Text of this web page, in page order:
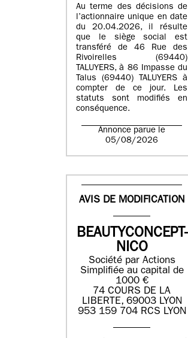
Au terme des décisions de
l’actionnaire unique en date
du 20.04.2026, il résulte
que le siège social est
transféré de 46 Rue des
Rivoirelles (69440)
TALUYERS, à 86 Impasse du
Talus (69440) TALUYERS à
compter de ce jour. Les
statuts sont modifiés en
conséquence.
Annonce parue le
05/08/2026
AVIS DE MODIFICATION
BEAUTYCONCEPT-
NICO
Société par Actions
Simplifiée au capital de
1000 €
74 COURS DE LA
LIBERTE, 69003 LYON
953 159 704 RCS LYON